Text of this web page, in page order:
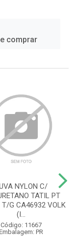
comprar
NYLON C/
TATIL PT
T/G CA46932 VOLK
(I...
Código: 11667
PR